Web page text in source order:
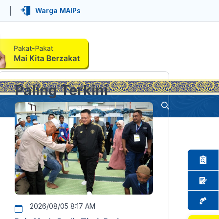
Warga MAIPs
Paling Terkini
2026/08/05 8:17 AM